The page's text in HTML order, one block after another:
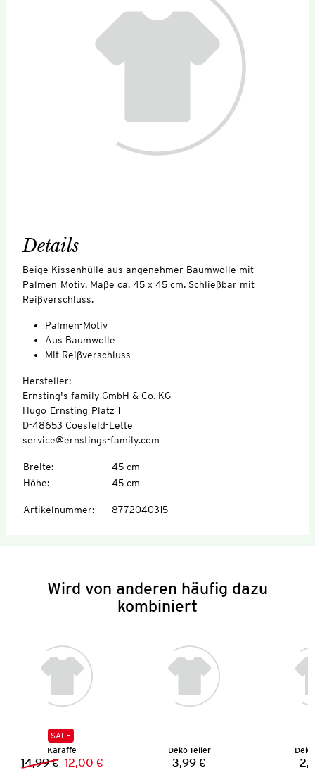
Details
Beige Kissenhülle aus angenehmer Baumwolle mit
Palmen-Motiv. Maße ca. 45 x 45 cm. Schließbar mit
Reißverschluss.
Palmen-Motiv
Aus Baumwolle
Mit Reißverschluss
Hersteller:
Ernsting's family GmbH & Co. KG
Hugo-Ernsting-Platz 1
D-48653 Coesfeld-Lette
service@ernstings-family.com
Breite:
45 cm
Höhe: 45 cm
Artikelnummer: 8772040315
Wird von anderen häufig dazu
kombiniert
SALE
Karaffe
Vorheriger Preis:
14,99 € Neuer Preis:
12,00 €
Deko-Teller
Preis:
3,99 €